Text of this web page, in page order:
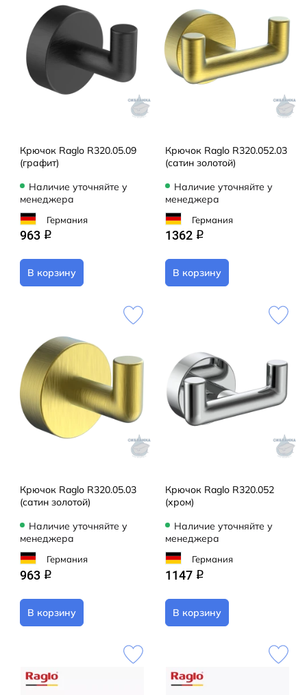
Крючок Raglo R320.05.09
(графит)
Наличие уточняйте у
менеджера
Германия
963 q
В корзину
Крючок Raglo R320.052.03
(сатин золотой)
Наличие уточняйте у
менеджера
Германия
1362 q
В корзину
Крючок Raglo R320.05.03
(сатин золотой)
Наличие уточняйте у
менеджера
Германия
963 q
В корзину
Крючок Raglo R320.052
(хром)
Наличие уточняйте у
менеджера
Германия
1147 q
В корзину